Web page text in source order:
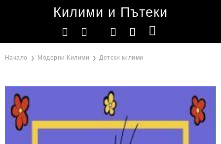
Килими и Пътеки
Начало Модерни Килими Детски килими